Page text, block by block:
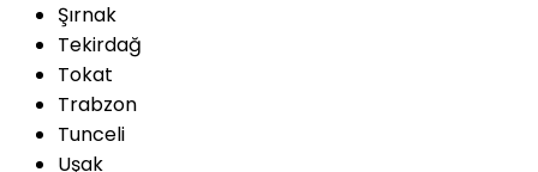
Şırnak
Tekirdağ
Tokat
Trabzon
Tunceli
Uşak